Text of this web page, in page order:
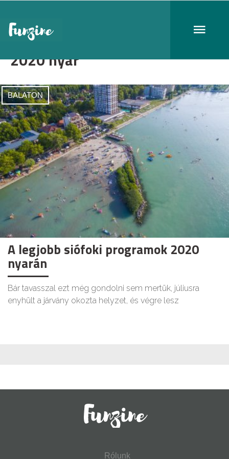
2020 nyár
BALATON
A legjobb siófoki programok 2020
nyarán
Bár tavasszal ezt még gondolni sem mertük, júliusra
enyhült a járvány okozta helyzet, és végre lesz
Rólunk